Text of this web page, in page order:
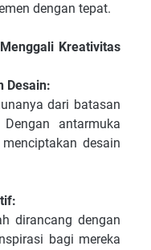
dengan tepat.
Kreativitas
Desain:
dari batasan
antarmuka
desain
dirancang dengan
bagi mereka